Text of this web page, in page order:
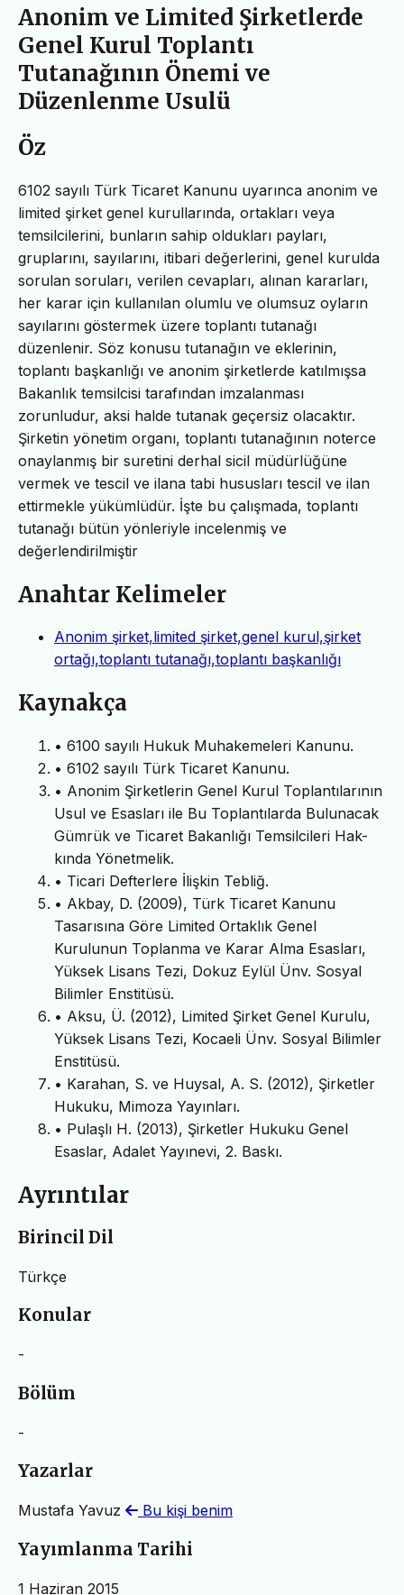
Anonim ve Limited Şirketlerde
Genel Kurul Toplantı
Tutanağının Önemi ve
Düzenlenme Usulü
Öz
6102 sayılı Türk Ticaret Kanunu uyarınca anonim ve
limited şirket genel kurullarında, ortakları veya
temsilcilerini, bunların sahip oldukları payları,
gruplarını, sayılarını, itibari değerlerini, genel kurulda
sorulan soruları, verilen cevapları, alınan kararları,
her karar için kullanılan olumlu ve olumsuz oyların
sayılarını göstermek üzere toplantı tutanağı
düzenlenir. Söz konusu tutanağın ve eklerinin,
toplantı başkanlığı ve anonim şirketlerde katılmışsa
Bakanlık temsilcisi tarafından imzalanması
zorunludur, aksi halde tutanak geçersiz olacaktır.
Şirketin yönetim organı, toplantı tutanağının noterce
onaylanmış bir suretini derhal sicil müdürlüğüne
vermek ve tescil ve ilana tabi hususları tescil ve ilan
ettirmekle yükümlüdür. İşte bu çalışmada, toplantı
tutanağı bütün yönleriyle incelenmiş ve
değerlendirilmiştir
Anahtar Kelimeler
Anonim şirket,limited şirket,genel kurul,şirket
ortağı,toplantı tutanağı,toplantı başkanlığı
Kaynakça
• 6100 sayılı Hukuk Muhakemeleri Kanunu.
• 6102 sayılı Türk Ticaret Kanunu.
• Anonim Şirketlerin Genel Kurul Toplantılarının
Usul ve Esasları ile Bu Toplantılarda Bulunacak
Gümrük ve Ticaret Bakanlığı Temsilcileri Hak-
kında Yönetmelik.
• Ticari Defterlere İlişkin Tebliğ.
• Akbay, D. (2009), Türk Ticaret Kanunu
Tasarısına Göre Limited Ortaklık Genel
Kurulunun Toplanma ve Karar Alma Esasları,
Yüksek Lisans Tezi, Dokuz Eylül Ünv. Sosyal
Bilimler Enstitüsü.
• Aksu, Ü. (2012), Limited Şirket Genel Kurulu,
Yüksek Lisans Tezi, Kocaeli Ünv. Sosyal Bilimler
Enstitüsü.
• Karahan, S. ve Huysal, A. S. (2012), Şirketler
Hukuku, Mimoza Yayınları.
• Pulaşlı H. (2013), Şirketler Hukuku Genel
Esaslar, Adalet Yayınevi, 2. Baskı.
Ayrıntılar
Birincil Dil
Türkçe
Konular
-
Bölüm
-
Yazarlar
Mustafa Yavuz Bu kişi benim
Yayımlanma Tarihi
1 Haziran 2015